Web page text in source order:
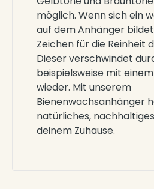
möglich. Wenn sich ein
auf dem Anhänger
Zeichen für die Reinheit
Dieser verschwindet
beispielsweise mit
wieder. Mit unserem
Bienenwachsanhänger
natürliches,
deinem Zuhause.